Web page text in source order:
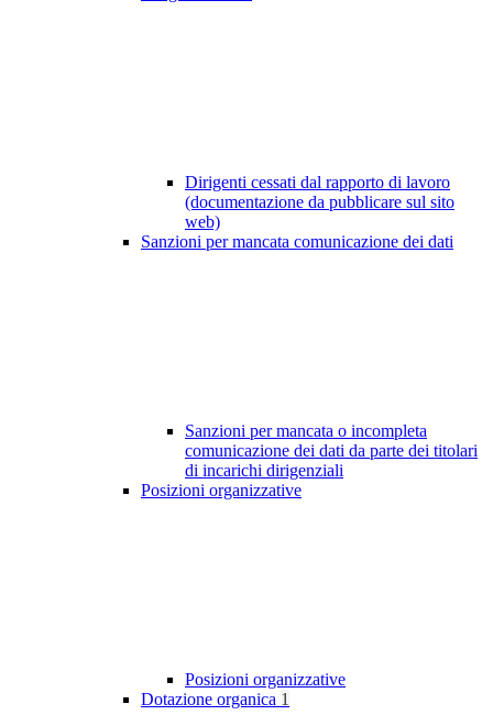
Dirigenti cessati dal rapporto di lavoro
(documentazione da pubblicare sul sito
web)
Sanzioni per mancata comunicazione dei dati
Sanzioni per mancata o incompleta
comunicazione dei dati da parte dei titolari
di incarichi dirigenziali
Posizioni organizzative
Posizioni organizzative
Dotazione organica 1